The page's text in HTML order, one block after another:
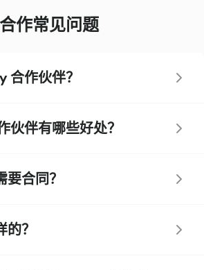
合作常见问题
合作伙伴？
伙伴有哪些好处？
合同？
？